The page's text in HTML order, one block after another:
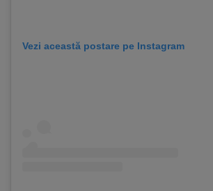
Vezi această postare pe Instagram